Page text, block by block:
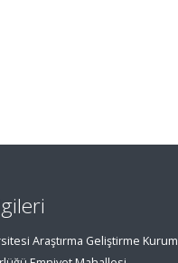
Araştırma Geliştirme Kurum